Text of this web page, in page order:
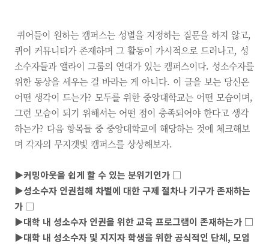
퀴어들이 원하는 캠퍼스는 성별을 지정하는 질문을 하지 않고,
퀴어 커뮤니티가 존재하며 그 활동이 가시적으로 드러나고, 성
소수자들과 앨라이 그룹의 연대가 있는 캠퍼스이다. 성소수자를
위한 동상을 세우는 걸 바라는 게 아니다. 이 글을 보는 당신은
어떤 생각이 드는가? 모두를 위한 중앙대학교는 어떤 모습이며,
그런 모습이 되기 위해서는 어떤 점이 충족되어야 한다고 생각
하는가? 다음 항목들 중 중앙대학교에 해당하는 것에 체크해보
며 각자의 무지갯빛 캠퍼스를 상상해보자.
▶커밍아웃을 쉽게 할 수 있는 분위기인가 □
▶성소수자 인권침해 차별에 대한 구제 절차나 기구가 존재하는
가 □
▶대학 내 성소수자 인권을 위한 교육 프로그램이 존재하는가 □
▶대학 내 성소수자 및 지지자 학생을 위한 공식적인 단체, 모임